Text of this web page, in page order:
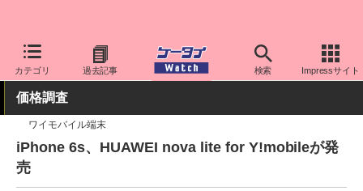
カテゴリ 過去記事 検索 Impressサイト
ケータイ Watch 業界動向 調査
価格調査
ワイモバイル端末
iPhone 6s、HUAWEI nova lite for Y!mobileが発
売